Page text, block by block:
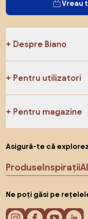
Vreau
Despre Biano
Pentru utilizatori
Pentru magazine
Asigură-te că
ProduseInspirații
Ne poți găsi pe